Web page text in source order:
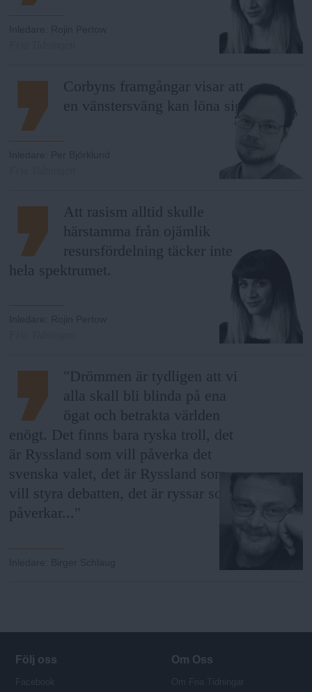
Corbyns framgångar visar att
en vänstersväng kan löna sig.
Att rasism alltid skulle
härstamma från ojämlik
resursfördelning täcker inte
hela spektrumet.
"Drömmen är tydligen att vi
alla skall bli blinda på ena
ögat och betrakta världen
enögt. Det finns bara ryska troll, det
är Ryssland som vill påverka det
svenska valet, det är Ryssland som
vill styra debatten, det är ryssar som
påverkar..."
Följ oss Om Oss